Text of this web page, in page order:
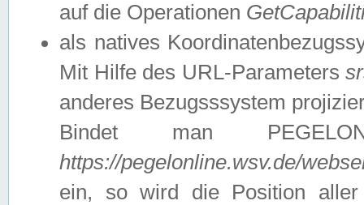
auf die Operationen
als natives
Mit Hilfe des URL-Parameters
anderes Bezugsssystem
Bindet man
https://pegelonline.wsv.de/
ein, so wird die Position